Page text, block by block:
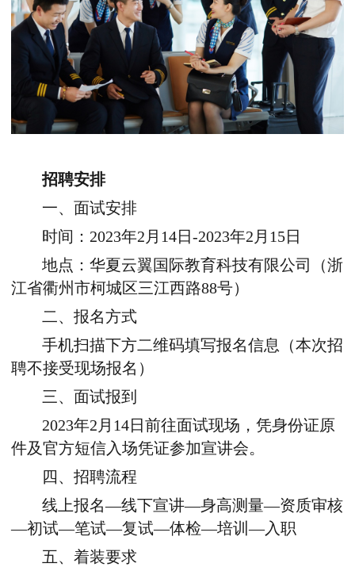
招聘安排
一、面试安排
时间：2023年2月14日-2023年2月15日
地点：华夏云翼国际教育科技有限公司（浙
江省衢州市柯城区三江西路88号）
二、报名方式
手机扫描下方二维码填写报名信息（本次招
聘不接受现场报名）
三、面试报到
2023年2月14日前往面试现场，凭身份证原
件及官方短信入场凭证参加宣讲会。
四、招聘流程
线上报名—线下宣讲—身高测量—资质审核
—初试—笔试—复试—体检—培训—入职
五、着装要求